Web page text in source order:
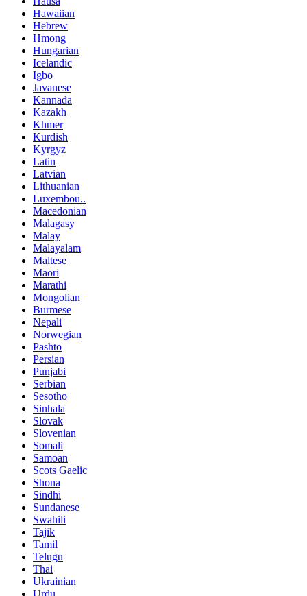
Hawaiian
Hebrew
Hmong
Hungarian
Icelandic
Igbo
Javanese
Kannada
Kazakh
Khmer
Kurdish
Kyrgyz
Latin
Latvian
Lithuanian
Luxembou..
Macedonian
Malagasy
Malay
Malayalam
Maltese
Maori
Marathi
Mongolian
Burmese
Nepali
Norwegian
Pashto
Persian
Punjabi
Serbian
Sesotho
Sinhala
Slovak
Slovenian
Somali
Samoan
Scots Gaelic
Shona
Sindhi
Sundanese
Swahili
Tajik
Tamil
Telugu
Thai
Ukrainian